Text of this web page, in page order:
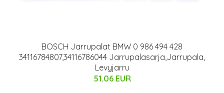
BOSCH Jarrupalat BMW 0 986 494 428
34116784807,34116786044 Jarrupalasarja,Jarrupala,
Levyjarru
51.06 EUR